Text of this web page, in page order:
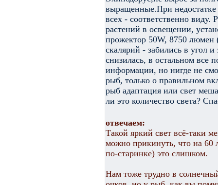
выращенные.При недостатке
всех - соответственно виду.
растений в освещении,
прожектор 50W, 8750 люмен
скалярий - забились в угол
снизилась, в остальном все
информации, но нигде не
рыб, только о правильном
рыб адаптация или свет
ли это количество света?
отвечаем:
Такой яркий свет всё-таки
можно прикинуть, что на 60
по-старинке) это слишком.
Нам тоже трудно в